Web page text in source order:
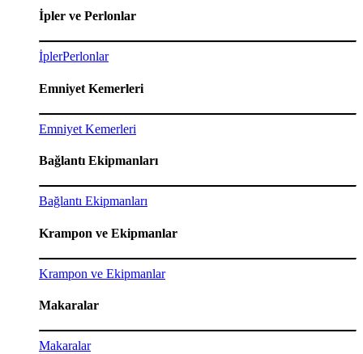
İpler ve Perlonlar
İplerPerlonlar
Emniyet Kemerleri
Emniyet Kemerleri
Bağlantı Ekipmanları
Bağlantı Ekipmanları
Krampon ve Ekipmanlar
Krampon ve Ekipmanlar
Makaralar
Makaralar